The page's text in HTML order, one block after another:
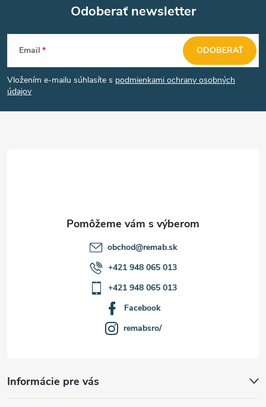
Z
á
p
Odoberať newsletter
Email
Vložením e-mailu súhlasíte s podmienkami ochrany osobných
údajov
ODOBERAŤ
Informácie pre vás
obchod@remab.sk
+421 948 065 013
+421 948 065 013
Facebook
remabsro/